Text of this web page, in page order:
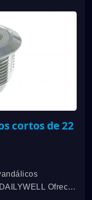
cortos de 22
Ofrece